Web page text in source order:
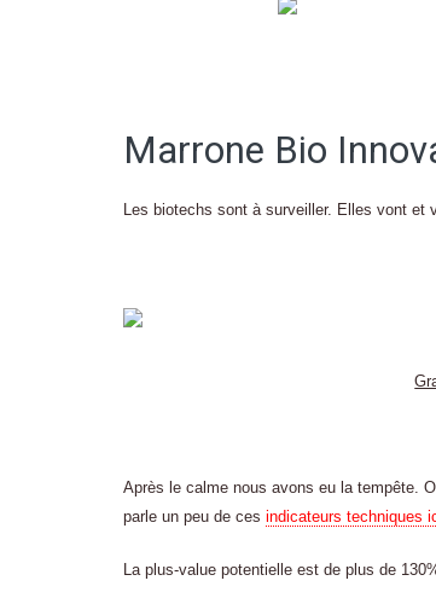
Marrone Bio
Les biotechs sont à surveiller. Elles vont et
Après le calme nous avons eu la tempête.
parle un peu de ces indicateurs techniques
La plus-value potentielle est de plus de